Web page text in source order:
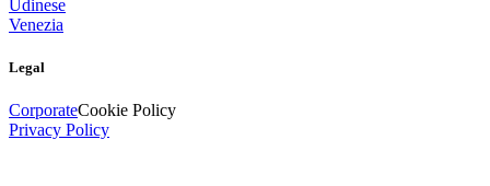
Udinese
Venezia
Legal
CorporateCookie Policy
Privacy Policy